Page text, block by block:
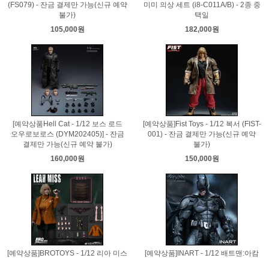
(FS079) - 잔금 결제만 가능(신규 예약
불가)
105,000원
미미 의상 세트 (i8-C011A/B) - 2종 중
택일
182,000원
[예약상품Hell Cat - 1/12 보스 로드
오우로보로스 (DYM202405)] - 잔금
결제만 가능(신규 예약 불가)
160,000원
[예약상품]Fist Toys - 1/12 복서 (FIST-
001) - 잔금 결제만 가능(신규 예약
불가)
150,000원
[예약상품]BROTOYS - 1/12 리아 미스
[예약상품]INART - 1/12 배트맨:아캄